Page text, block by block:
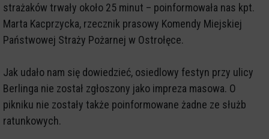
strażaków trwały około 25 minut – poinformowała nas kpt.
Marta Kacprzycka, rzecznik prasowy Komendy Miejskiej
Państwowej Straży Pożarnej w Ostrołęce.
Jak udało nam się dowiedzieć, osiedlowy festyn przy ulicy
Berlinga nie został zgłoszony jako impreza masowa. O
pikniku nie zostały także poinformowane żadne ze służb
ratunkowych.